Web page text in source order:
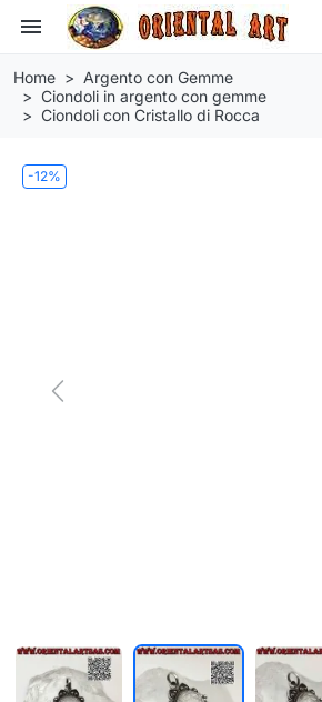
menu
Home
Argento con Gemme
Ciondoli in argento con gemme
Ciondoli con Cristallo di Rocca
-12%
Previous